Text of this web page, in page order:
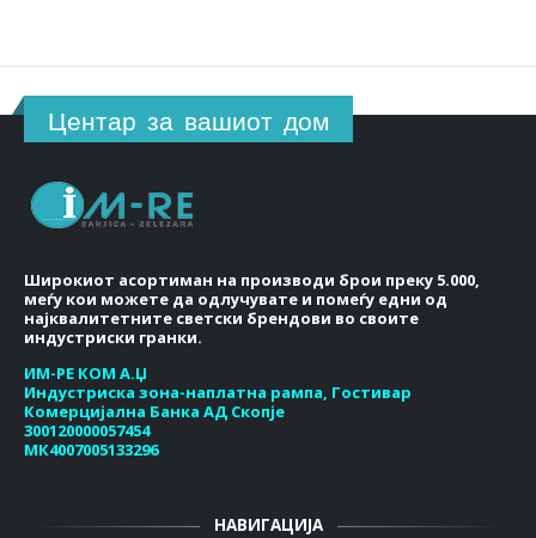
Центар за вашиот дом
Широкиот асортиман на производи брои преку 5.000,
меѓу кои можете да одлучувате и помеѓу едни од
најквалитетните светски брендови во своите
индустриски гранки.
ИМ-РЕ КОМ А.Џ
Индустриска зона-наплатна рампа, Гостивар
Комерцијална Банка АД Скопје
300120000057454
МК4007005133296
НАВИГАЦИЈА